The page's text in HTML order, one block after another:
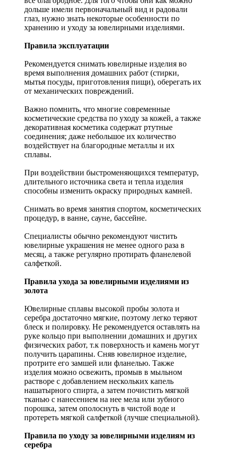
дольше имели первоначальный вид и радовали
глаз, нужно знать некоторые особенности по
хранению и уходу за ювелирными изделиями.
Правила эксплуатации
Рекомендуется снимать ювелирные изделия во
время выполнения домашних работ (стирки,
мытья посуды, приготовления пищи), оберегать их
от механических повреждений.
Важно помнить, что многие современные
косметические средства по уходу за кожей, а также
декоративная косметика содержат ртутные
соединения; даже небольшое их количество
воздействует на благородные металлы и их
сплавы.
При воздействии быстроменяющихся температур,
длительного источника света и тепла изделия
способны изменить окраску природных камней.
Снимать во время занятия спортом, косметических
процедур, в ванне, сауне, бассейне.
Специалисты обычно рекомендуют чистить
ювелирные украшения не менее одного раза в
месяц, а также регулярно протирать фланелевой
салфеткой.
Правила ухода за ювелирными изделиями из
золота
Ювелирные сплавы высокой пробы золота и
серебра достаточно мягкие, поэтому легко теряют
блеск и полировку. Не рекомендуется оставлять на
руке кольцо при выполнении домашних и других
физических работ, т.к поверхность и камень могут
получить царапины. Сняв ювелирное изделие,
протрите его замшей или фланелью. Также
изделия можно освежить, промыв в мыльном
растворе с добавлением нескольких капель
нашатырного спирта, а затем почистить мягкой
тканью с нанесением на нее мела или зубного
порошка, затем ополоснуть в чистой воде и
протереть мягкой салфеткой (лучше специальной).
Правила по уходу за ювелирными изделиям из
серебра